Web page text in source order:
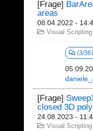
[Frage]
areas
08.04.2022 -
Visual Scripting
(3/
[Frage]
closed 3D
24.08.2023 -
Visual Scripting